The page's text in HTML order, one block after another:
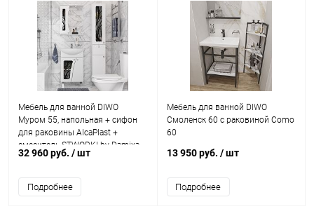
Мебель для ванной DIWO
Муром 55, напольная + сифон
для раковины AlcaPlast +
смеситель STWORKI by Damixa
32 960 руб. / шт
Подробнее
Мебель для ванной DIWO
Смоленск 60 с раковиной Como
60
13 950 руб. / шт
Подробнее